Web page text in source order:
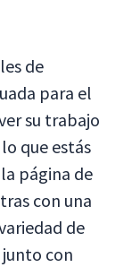
de
para el
su trabajo
que estás
página de
con una
de
con